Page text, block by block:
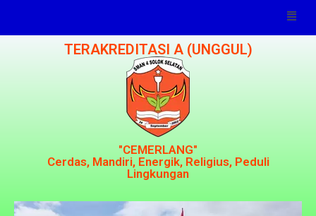
TERAKREDITASI A (UNGGUL)
"CEMERLANG"
Cerdas, Mandiri, Energik, Religius, Peduli
Lingkungan